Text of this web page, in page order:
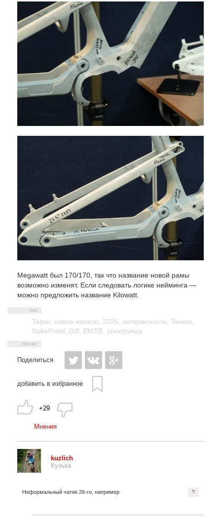
Megawatt был 170/170, так что название новой рамы
возможно изменят. Если следовать логике нейминга —
можно предложить название Kilowatt.
Taipei новое железо 2026 интересности Taiwan
NukeProof DJI EMTB электричка
Поделиться
добавить в избранное
+29
Мнения
kuzlich
Кузька
?
Неформальный чатик 26-го, например